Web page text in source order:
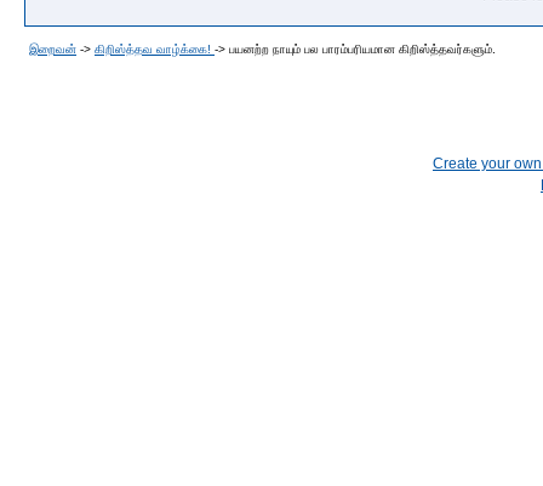
இறைவன் -> கிறிஸ்த்தவ வாழ்க்கை! -> பயனற்ற நாயும் பல பாரம்பரியமான கிறிஸ்த்தவர்களும்.
Create your